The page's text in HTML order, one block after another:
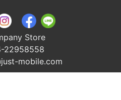
Store
22958558
mobile.com